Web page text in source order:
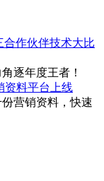
合作伙伴技术大比
逐年度王者！
资料平台上线
营销资料，快速